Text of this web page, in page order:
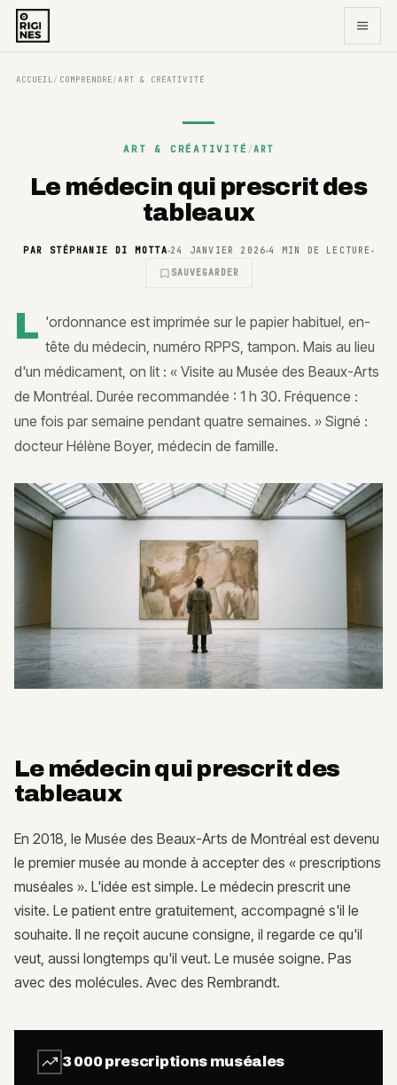
ACCUEIL / COMPRENDRE /ART & CRÉATIVITÉ
ART & CRÉATIVITÉ /ART
Le médecin qui prescrit des
tableaux
PAR STÉPHANIE DI MOTTA 24 JANVIER 2026 4
MIN DE LECTURE
SAUVEGARDER
L 'ordonnance est imprimée sur le papier habituel, en-
tête du médecin, numéro RPPS, tampon. Mais au lieu
d'un médicament, on lit : « Visite au Musée des Beaux-Arts
de Montréal. Durée recommandée : 1 h 30. Fréquence :
une fois par semaine pendant quatre semaines. » Signé :
docteur Hélène Boyer, médecin de famille.
Le médecin qui prescrit des
tableaux
En 2018, le Musée des Beaux-Arts de Montréal est devenu
le premier musée au monde à accepter des « prescriptions
muséales ». L'idée est simple. Le médecin prescrit une
visite. Le patient entre gratuitement, accompagné s'il le
souhaite. Il ne reçoit aucune consigne, il regarde ce qu'il
veut, aussi longtemps qu'il veut. Le musée soigne. Pas
avec des molécules. Avec des Rembrandt.
3 000 prescriptions muséales